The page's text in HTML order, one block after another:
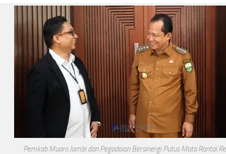
Pemkab Muaro Jambi dan Pegadaian Bersinergi Putus Mata Rantai
Presiden 2026,Persebaya Juara Piala
Presiden
Fandi Cerita Darah
Persahabatannya
Headline Persebaya
Piala Presiden
Stadion Kapten I Wayan Dipta